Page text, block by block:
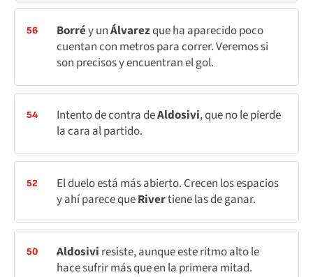
56 Borréy unÁlvarezque ha aparecido poco
cuentan con metros para correr. Veremos si
son precisos y encuentran el gol.
54 Intento de contra deAldosivi, que no le pierde
la cara al partido.
52
El duelo está más abierto. Crecen los espacios
y ahí parece queRivertiene las de ganar.
50 Aldosivi resiste, aunque este ritmo alto le
hace sufrir más que en la primera mitad.